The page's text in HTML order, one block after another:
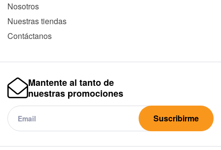
Nosotros
Nuestras tiendas
Contáctanos
Mantente al tanto de
nuestras promociones
Suscribirme